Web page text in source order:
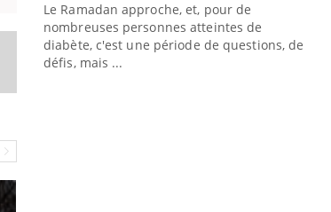
Le Ramadan approche, et, pour de
nombreuses personnes atteintes de
diabète, c'est une période de questions, de
défis, mais ...